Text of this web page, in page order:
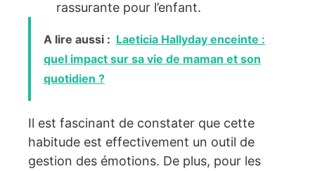
rassurante pour l’enfant.
A lire aussi : Laeticia Hallyday enceinte :
quel impact sur sa vie de maman et son
quotidien ?
Il est fascinant de constater que cette
habitude est effectivement un outil de
gestion des émotions. De plus, pour les